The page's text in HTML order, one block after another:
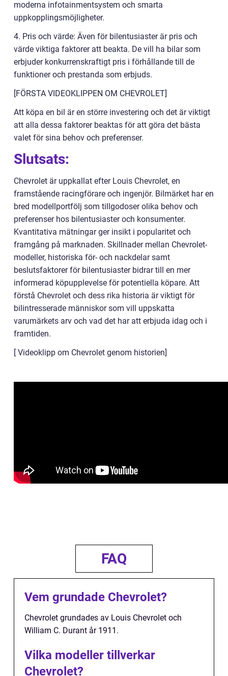
moderna infotainmentsystem och smarta
uppkopplingsmöjligheter.
4. Pris och värde: Även för bilentusiaster är pris och
värde viktiga faktorer att beakta. De vill ha bilar som
erbjuder konkurrenskraftigt pris i förhållande till de
funktioner och prestanda som erbjuds.
[FÖRSTA VIDEOKLIPPEN OM CHEVROLET]
Att köpa en bil är en större investering och det är viktigt
att alla dessa faktorer beaktas för att göra det bästa
valet för sina behov och preferenser.
Slutsats:
Chevrolet är uppkallat efter Louis Chevrolet, en
framstående racingförare och ingenjör. Bilmärket har en
bred modellportfölj som tillgodoser olika behov och
preferenser hos bilentusiaster och konsumenter.
Kvantitativa mätningar ger insikt i popularitet och
framgång på marknaden. Skillnader mellan Chevrolet-
modeller, historiska för- och nackdelar samt
beslutsfaktorer för bilentusiaster bidrar till en mer
informerad köpupplevelse för potentiella köpare. Att
förstå Chevrolet och dess rika historia är viktigt för
bilintresserade människor som vill uppskatta
varumärkets arv och vad det har att erbjuda idag och i
framtiden.
[ Videoklipp om Chevrolet genom historien]
FAQ
Vem grundade Chevrolet?
Chevrolet grundades av Louis Chevrolet och
William C. Durant år 1911.
Vilka modeller tillverkar
Chevrolet?